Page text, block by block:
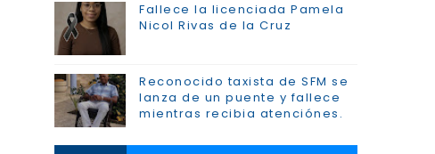
Fallece la licenciada Pamela
Nicol Rivas de la Cruz
Reconocido taxista de SFM se
lanza de un puente y fallece
mientras recibia atenciónes.